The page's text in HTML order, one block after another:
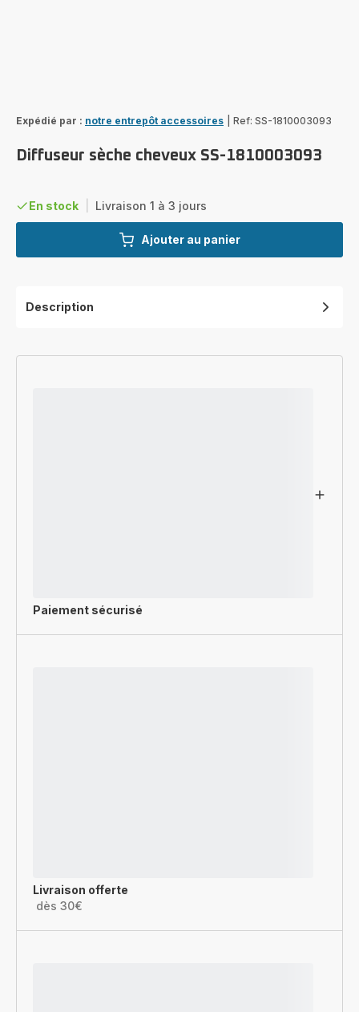
Expédié par : notre entrepôt accessoires Ref: SS-1810003093
Diffuseur sèche cheveux SS-1810003093
En stock Livraison 1 à 3 jours
Ajouter au panier
Description
Paiement sécurisé
Livraison offerte
dès 30€